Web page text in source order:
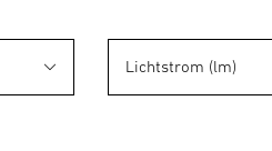
Lichtstrom (lm)